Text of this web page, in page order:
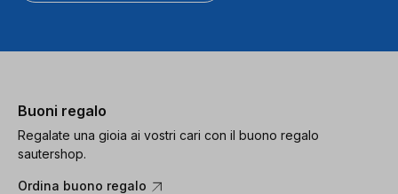
Buoni regalo
Regalate una gioia ai vostri cari con il buono regalo
sautershop.
Ordina buono regalo